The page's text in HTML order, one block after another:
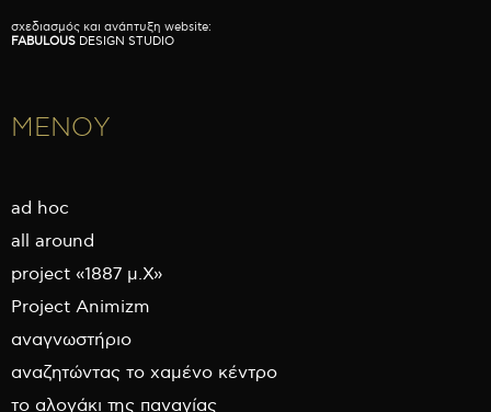
σχεδιασμός και ανάπτυξη website:
FABULOUS DESIGN STUDIO
ΜΕΝΟΥ
ad hoc
all around
project «1887 μ.Χ»
Project Animizm
αναγνωστήριο
αναζητώντας το χαμένο κέντρο
το αλογάκι της παναγίας